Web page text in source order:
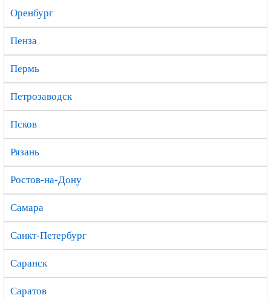
Оренбург
Пенза
Пермь
Петрозаводск
Псков
Рязань
Ростов-на-Дону
Самара
Санкт-Петербург
Саранск
Саратов